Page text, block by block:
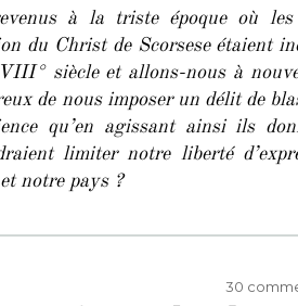
à la triste époque où les
du Christ de Scorsese étaient
siècle et allons-nous à
de nous imposer un délit de
qu’en agissant ainsi ils
limiter notre liberté
notre pays ?
: Christine Tasin s’émeut de
30